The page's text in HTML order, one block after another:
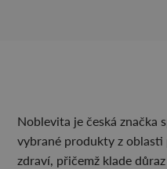
Noblevita je česká značka
vybrané produkty z
zdraví, přičemž klade